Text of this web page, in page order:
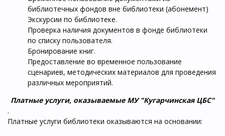
библиотечных фондов вне библиотеки (абонемент)
Экскурсии по библиотеке.
Проверка наличия документов в фонде библиотеки
по списку пользователя.
Бронирование книг.
Предоставление во временное пользование
сценариев, методических материалов для проведения
различных мероприятий.
Платные услуги, оказываемые МУ "Кугарчинская ЦБС"
.
Платные услуги библиотеки оказываются на основании: